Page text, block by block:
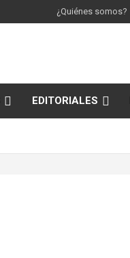
¿Quiénes somos?
EDITORIALES